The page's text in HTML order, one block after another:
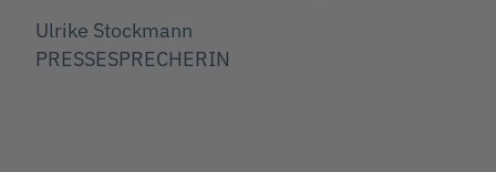
Ulrike Stockmann
PRESSESPRECHERIN